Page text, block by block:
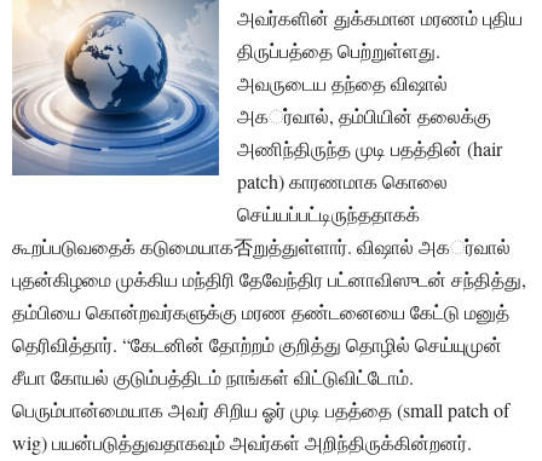
அவர்களின் துக்கமான மரணம் புதிய
திருப்பத்தை பெற்றுள்ளது.
அவருடைய தந்தை விஷால்
அகர்்வால், தம்பியின் தலைக்கு
அணிந்திருந்த முடி பதத்தின் (hair
patch) காரணமாக கொலை
செய்யப்பட்டிருந்ததாகக்
கூறப்படுவதைக் கடுமையாக否றுத்துள்ளார். விஷால் அகர்்வால்
புதன்கிழமை முக்கிய மந்திரி தேவேந்திர பட்னாவிஸுடன் சந்தித்து,
தம்பியை கொன்றவர்களுக்கு மரண தண்டனையை கேட்டு மனுத்
தெரிவித்தார். “கேடனின் தோற்றம் குறித்து தொழில் செய்யுமுன்
சீயா கோயல் குடும்பத்திடம் நாங்கள் விட்டுவிட்டோம்.
பெரும்பான்மையாக அவர் சிறிய ஓர் முடி பதத்தை (small patch of
wig) பயன்படுத்துவதாகவும் அவர்கள் அறிந்திருக்கின்றனர்.